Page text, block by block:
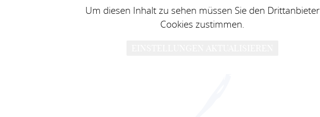
Um diesen Inhalt zu sehen müssen Sie den Drittanbieter
Cookies zustimmen.